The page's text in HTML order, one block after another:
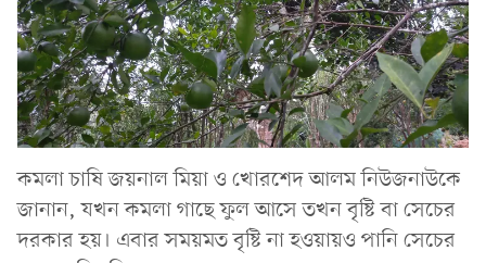
কমলা চাষি জয়নাল মিয়া ও খোরশেদ আলম নিউজনাউকে
জানান, যখন কমলা গাছে ফুল আসে তখন বৃষ্টি বা সেচের
দরকার হয়। এবার সময়মত বৃষ্টি না হওয়ায়ও পানি সেচের